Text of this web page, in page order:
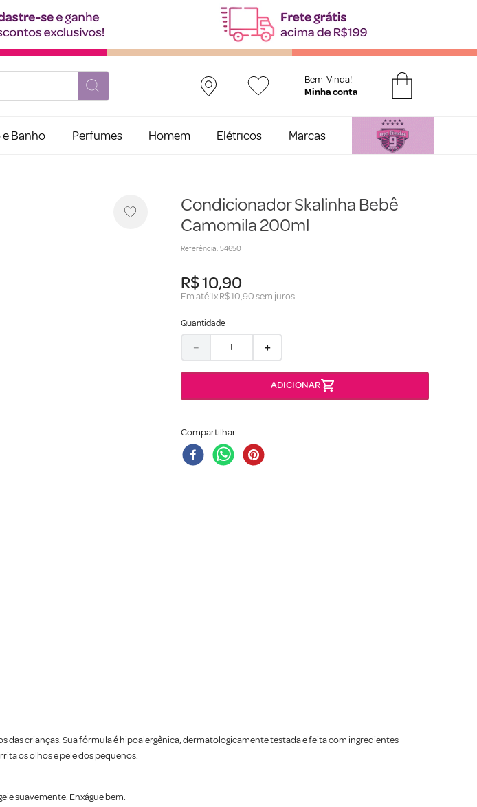
Bem-Vinda!
Banho Perfumes Homem Elétricos Marcas
Condicionador Skalinha Bebê
Camomila 200ml
Referência: 54650
R$10,90
Em até1xR$10,90sem juros
Quantidade
＋
－
Compartilhar
crianças. Sua fórmula é hipoalergênica, dermatologicamente testada e feita com ingredientes
os olhos e pele dos pequenos.
suavemente. Enxágue bem.